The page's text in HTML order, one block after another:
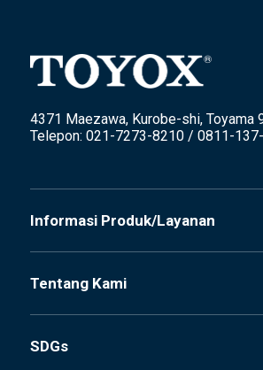
4371 Maezawa, Kurobe-shi, Toyama
Telepon: 021-7273-8210 / 0811-
Informasi Produk/Layanan
Tentang Kami
SDGs